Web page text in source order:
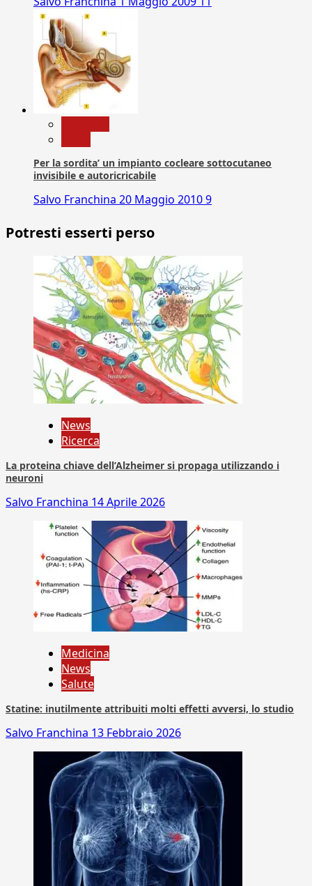
Per la sordita’ un impianto cocleare sottocutaneo
invisibile e autoricricabile
Salvo Franchina 20 Maggio 20109
Potresti esserti perso
News
Ricerca
La proteina chiave dell’Alzheimer si propaga utilizzando i
neuroni
Salvo Franchina 14 Aprile 2026
Medicina
News
Salute
Statine: inutilmente attribuiti molti effetti avversi, lo studio
Salvo Franchina 13 Febbraio 2026